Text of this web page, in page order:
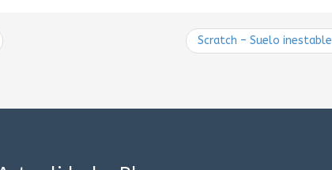
Scratch – Suelo inestable